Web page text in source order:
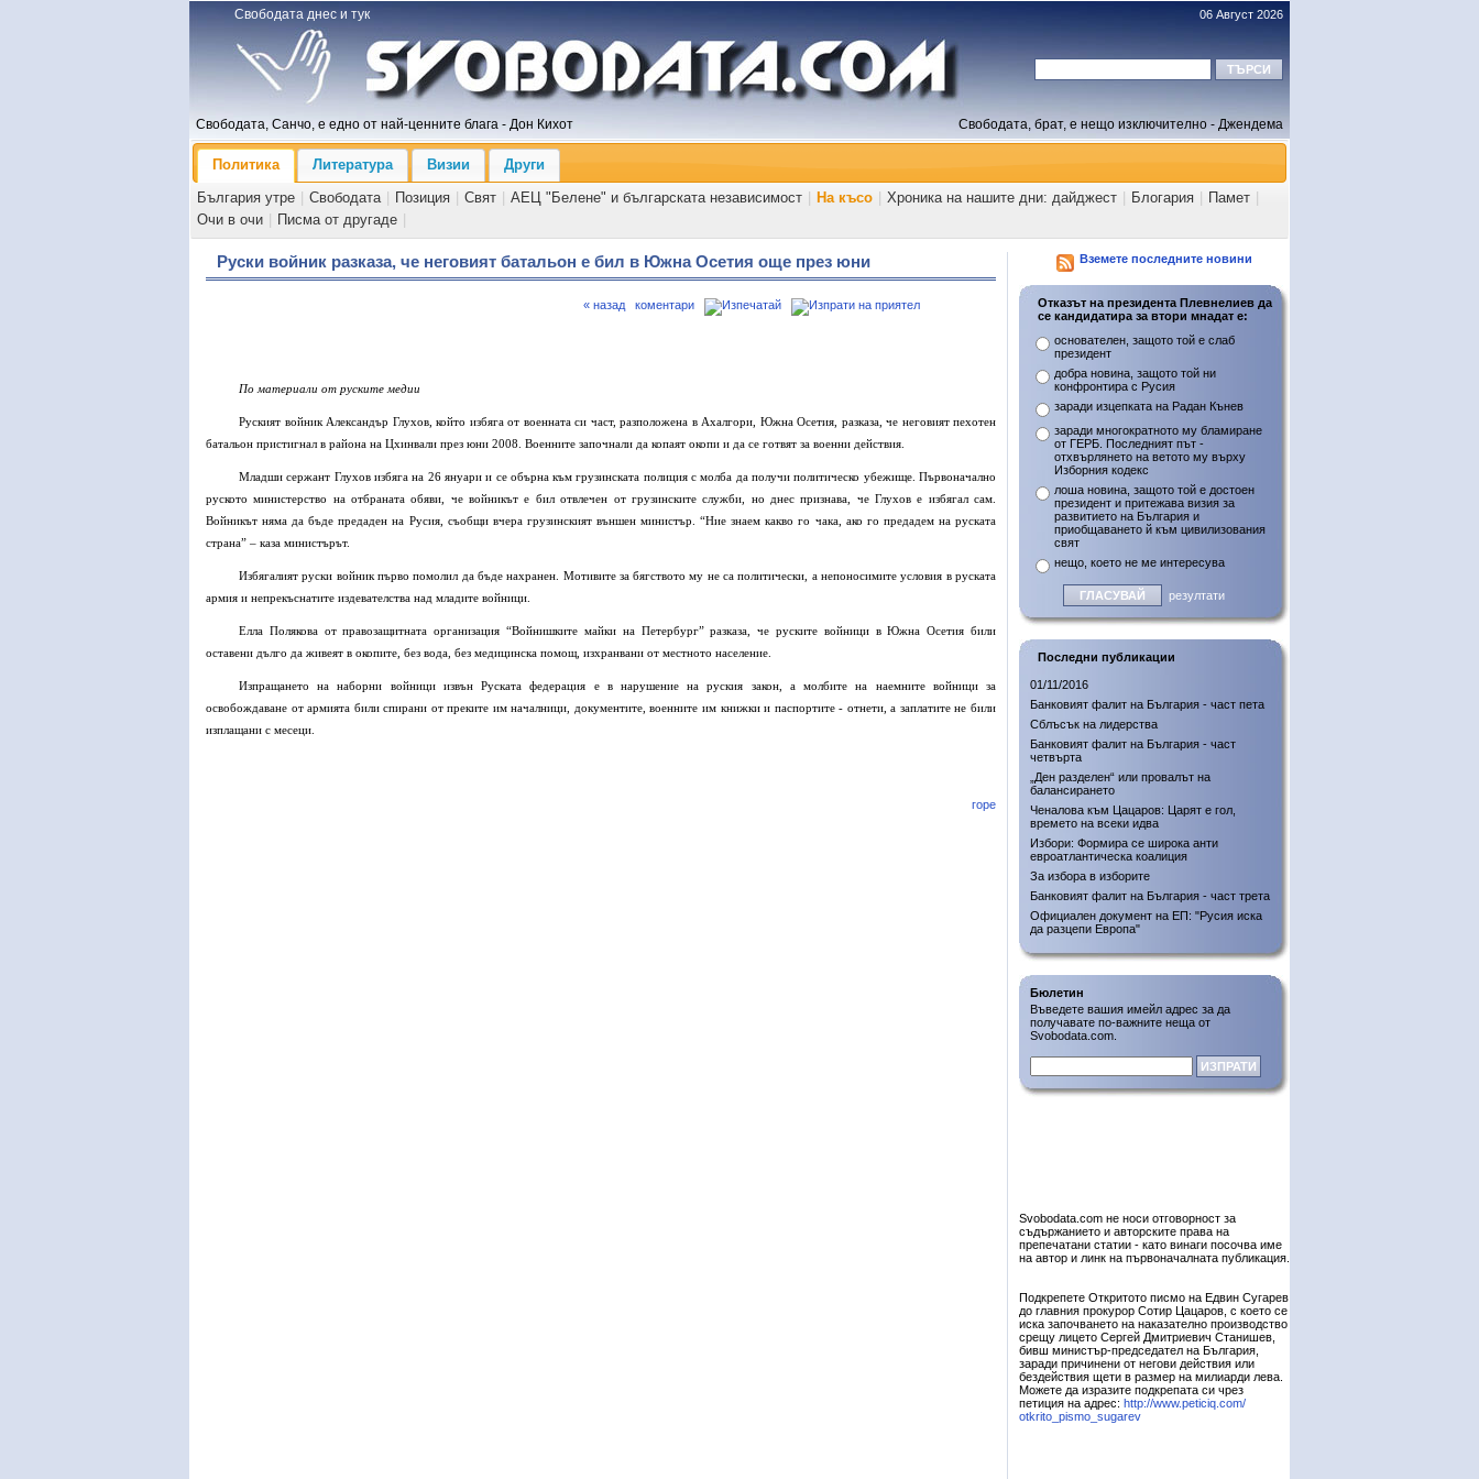
Свободата днес и тук 06 Август 2026
Свободата, Санчо, е едно от най-ценните блага - Дон Кихот Свободата, брат, е нещо изключително - Джендема
Политика Литература Визии
Други
България утре
Свободата Позиция Свят АЕЦ "Белене" и българската независимост На късо Хроника на нашите дни: дайджест Блогария Памет
Очи в очи
Писма от другаде
Руски войник разказа, че неговият батальон е бил в Южна Осетия още през юни
« назад коментари
По материали от руските медии
Руският войник Александър Глухов, който избяга от военната си част, разположена в Ахалгори, Южна Осетия, разказа, че неговият пехотен
батальон пристигнал в района на Цхинвали през юни 2008. Военните започнали да копаят окопи и да се готвят за военни действия.
Младши сержант Глухов избяга на 26 януари и се обърна към грузинската полиция с молба да получи политическо убежище. Първоначално
руското министерство на отбраната обяви, че войникът е бил отвлечен от грузинските служби, но днес признава, че Глухов е избягал сам.
Войникът няма да бъде предаден на Русия, съобщи вчера грузинският външен министър. “Ние знаем какво го чака, ако го предадем на руската
страна” – каза министърът.
Избягалият руски войник първо помолил да бъде нахранен. Мотивите за бягството му не са политически, а непоносимите условия в руската
армия и непрекъснатите издевателства над младите войници.
Елла Полякова от правозащитната организация “Войнишките майки на Петербург” разказа, че руските войници в Южна Осетия били
оставени дълго да живеят в окопите, без вода, без медицинска помощ, изхранвани от местното население.
Изпращането на наборни войници извън Руската федерация е в нарушение на руския закон, а молбите на наемните войници за
освобождаване от армията били спирани от преките им началници, документите, военните им книжки и паспортите - отнети, а заплатите не били
изплащани с месеци.
горе
Вземете последните новини
Отказът на президента Плевнелиев да
се кандидатира за втори мнадат е:
основателен, защото той е слаб
президент
добра новина, защото той ни
конфронтира с Русия
заради изцепката на Радан Кънев
заради многократното му бламиране
от ГЕРБ. Последният път -
отхвърлянето на ветото му върху
Изборния кодекс
лоша новина, защото той е достоен
президент и притежава визия за
развитието на България и
приобщаването й към цивилизования
свят
нещо, което не ме интересува
резултати
Последни публикации
01/11/2016
Банковият фалит на България - част пета
Сблъсък на лидерства
Банковият фалит на България - част
четвърта
„Ден разделен“ или провалът на
балансирането
Ченалова към Цацаров: Царят е гол,
времето на всеки идва
Избори: Формира се широка анти
евроатлантическа коалиция
За избора в изборите
Банковият фалит на България - част трета
Официален документ на ЕП: "Русия иска
да разцепи Европа"
Бюлетин
Въведете вашия имейл адрес за да
получавате по-важните неща от
Svobodata.com.
Svobodata.com не носи отговорност за
съдържанието и авторските права на
препечатани статии - като винаги посочва име
на автор и линк на първоначалната публикация.
Подкрепете Откритото писмо на Едвин Сугарев
до главния прокурор Сотир Цацаров, с което се
иска започването на наказателно производство
срещу лицето Сергей Дмитриевич Станишев,
бивш министър-председател на България,
заради причинени от негови действия или
бездействия щети в размер на милиарди лева.
Можете да изразите подкрепата си чрез
петиция на адрес: http://www.peticiq.com/
otkrito_pismo_sugarev